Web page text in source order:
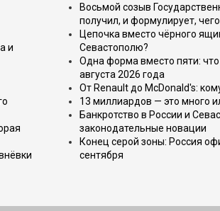
и
Восьмой созыв
получил, и формулирует,
Цепочка вместо чёрного
Севастополю?
Одна форма вместо пяти:
августа 2026 года
От Renault до McDonald's:
13 миллиардов — это много
Банкротство в России и
законодательные новации
Конец серой зоны: Россия
сентября